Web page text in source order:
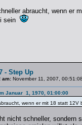
abraucht, wenn er
sein
- Step Up
am: November 11, 2007,
Januar 1, 1970, 01:00:00
wenn er mit 18 statt
nicht schneller, sondern